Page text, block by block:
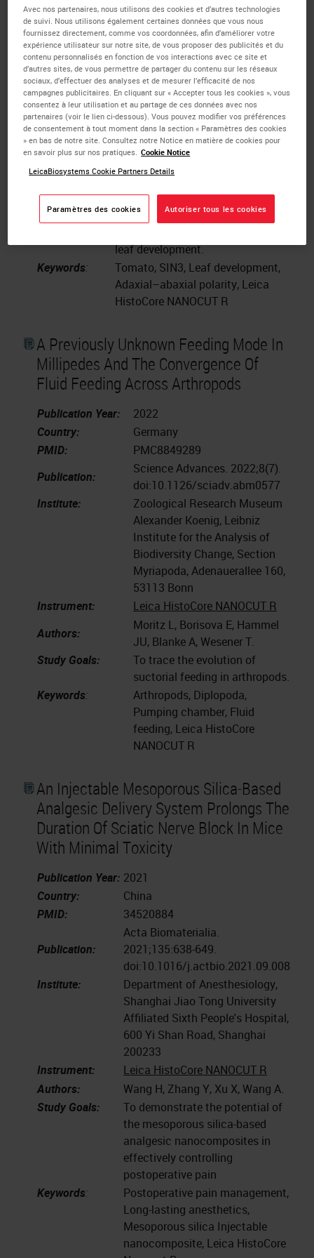
Publication:
2022;300:111055.
doi:10.1016/j.scienta.2022.111055
Institute:
Collaborative Innovation Center for
Efficient and Green Production of
Agriculture in Mountainous Areas
of Zhejiang Province, College of
Horticulture Science, Zhejiang A&F
University, Hangzhou 311300,
Zhejiang
Instrument:
Leica HistoCore NANOCUT R
Authors:
Liu Y, Fei S, Chen Y, et al.
Study Goals:
To explore a new role of SIN3 in
leaf polarity and provide a possible
leaf development.
Keywords:
Tomato, SIN3, Leaf development,
Adaxial–abaxial polarity, Leica
HistoCore NANOCUT R
A Previously Unknown Feeding Mode In
Millipedes And The Convergence Of
Fluid Feeding Across Arthropods
Publication Year:
2022
Country:
Germany
PMID:
PMC8849289
Publication:
Science Advances. 2022;8(7).
doi:10.1126/sciadv.abm0577
Institute:
Zoological Research Museum
Alexander Koenig, Leibniz
Institute for the Analysis of
Biodiversity Change, Section
Myriapoda, Adenauerallee 160,
53113 Bonn
Instrument:
Leica HistoCore NANOCUT R
Authors:
Moritz L, Borisova E, Hammel
JU, Blanke A, Wesener T.
Study Goals:
To trace the evolution of
suctorial feeding in arthropods.
Keywords:
Arthropods, Diplopoda,
Pumping chamber, Fluid
feeding, Leica HistoCore
NANOCUT R
An Injectable Mesoporous Silica-Based
Analgesic Delivery System Prolongs The
Duration Of Sciatic Nerve Block In Mice
With Minimal Toxicity
Publication Year: 2021
Country:
China
PMID:
34520884
Publication:
Acta Biomaterialia.
2021;135:638-649.
doi:10.1016/j.actbio.2021.09.008
Institute:
Department of Anesthesiology,
Shanghai Jiao Tong University
Affiliated Sixth People's Hospital,
600 Yi Shan Road, Shanghai
200233
Instrument:
Leica HistoCore NANOCUT R
Authors:
Wang H, Zhang Y, Xu X, Wang A.
Study Goals:
To demonstrate the potential of
the mesoporous silica-based
analgesic nanocomposites in
effectively controlling
postoperative pain
Keywords:
Postoperative pain management,
Long-lasting anesthetics,
Mesoporous silica Injectable
nanocomposite, Leica HistoCore
Avec nos partenaires, nous utilisons des cookies et d’autres technologies
de suivi. Nous utilisons également certaines données que vous nous
fournissez directement, comme vos coordonnées, afin d’améliorer votre
expérience utilisateur sur notre site, de vous proposer des publicités et du
contenu personnalisés en fonction de vos interactions avec ce site et
d’autres sites, de vous permettre de partager du contenu sur les réseaux
sociaux, d’effectuer des analyses et de mesurer l’efficacité de nos
campagnes publicitaires. En cliquant sur « Accepter tous les cookies », vous
consentez à leur utilisation et au partage de ces données avec nos
partenaires (voir le lien ci-dessous). Vous pouvez modifier vos préférences
de consentement à tout moment dans la section « Paramètres des cookies
» en bas de notre site. Consultez notre Notice en matière de cookies pour
en savoir plus sur nos pratiques. Cookie Notice
LeicaBiosystems Cookie Partners Details
Paramètres des cookies Autoriser tous les cookies